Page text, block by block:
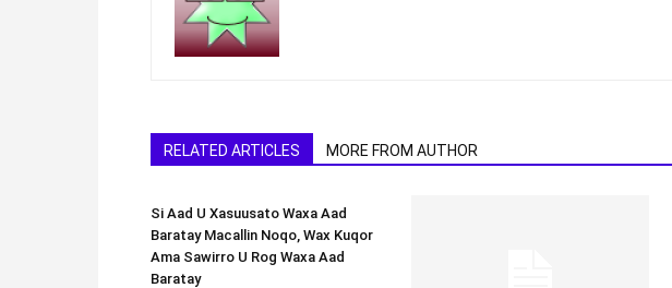
RELATED ARTICLES MORE FROM AUTHOR
Si Aad U Xasuusato Waxa Aad
Baratay Macallin Noqo, Wax Kuqor
Ama Sawirro U Rog Waxa Aad
Baratay